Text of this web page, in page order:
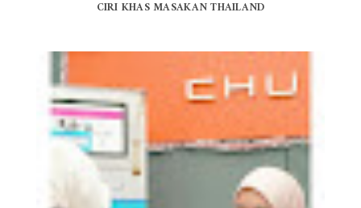
CIRI KHAS MASAKAN THAILAND